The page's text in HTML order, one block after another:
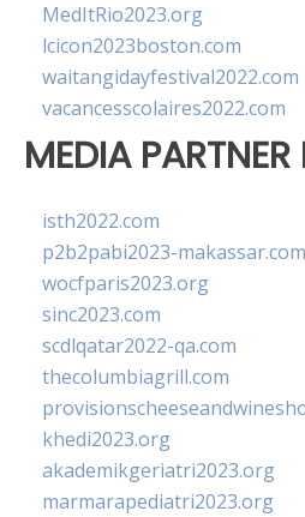
MedItRio2023.org
lcicon2023boston.com
waitangidayfestival2022.com
vacancesscolaires2022.com
MEDIA PARTNER
isth2022.com
p2b2pabi2023-makassar.com
wocfparis2023.org
sinc2023.com
scdlqatar2022-qa.com
thecolumbiagrill.com
khedi2023.org
akademikgeriatri2023.org
marmarapediatri2023.org